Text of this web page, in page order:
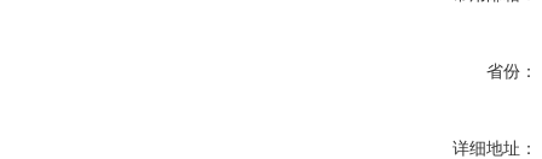
省份：
详细地址：